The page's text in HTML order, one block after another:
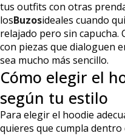
tus outfits con otras
losBuzosideales cuando
relajado pero sin
con piezas que dialoguen
sea mucho más sencillo.
Cómo elegir el
según tu estilo
Para elegir el hoodie
quieres que cumpla dentro